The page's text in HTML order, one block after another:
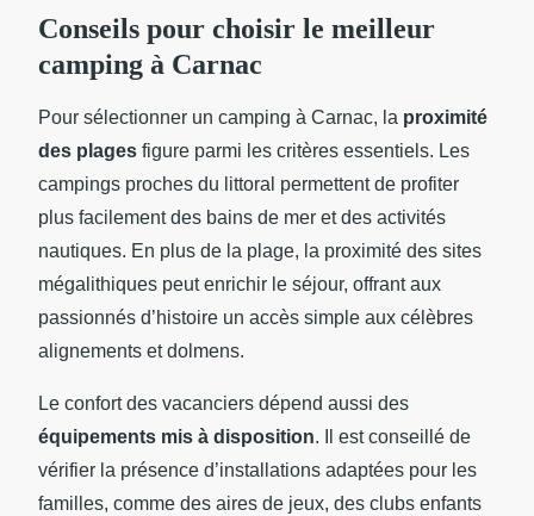
Conseils pour choisir le meilleur
camping à Carnac
Pour sélectionner un camping à Carnac, la proximité
des plages figure parmi les critères essentiels. Les
campings proches du littoral permettent de profiter
plus facilement des bains de mer et des activités
nautiques. En plus de la plage, la proximité des sites
mégalithiques peut enrichir le séjour, offrant aux
passionnés d’histoire un accès simple aux célèbres
alignements et dolmens.
Le confort des vacanciers dépend aussi des
équipements mis à disposition. Il est conseillé de
vérifier la présence d’installations adaptées pour les
familles, comme des aires de jeux, des clubs enfants